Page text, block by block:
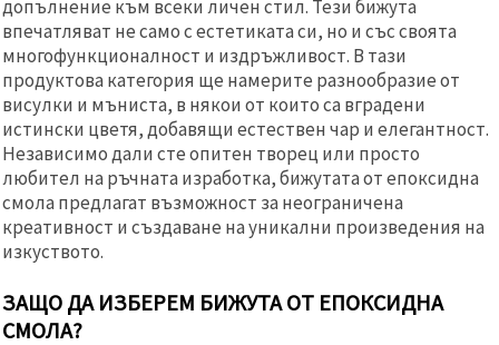
допълнение към всеки личен стил. Тези бижута
впечатляват не само с естетиката си, но и със своята
многофункционалност и издръжливост. В тази
продуктова категория ще намерите разнообразие от
висулки и мъниста, в някои от които са вградени
истински цветя, добавящи естествен чар и елегантност.
Независимо дали сте опитен творец или просто
любител на ръчната изработка, бижутата от епоксидна
смола предлагат възможност за неограничена
креативност и създаване на уникални произведения на
изкуството.
ЗАЩО ДА ИЗБЕРЕМ БИЖУТА ОТ ЕПОКСИДНА
СМОЛА?